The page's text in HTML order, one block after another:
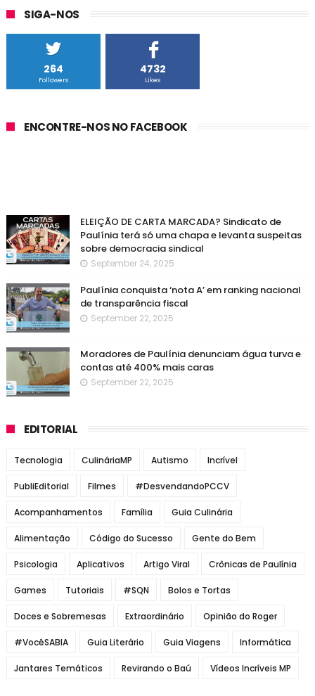
SIGA-NOS
264
Followers
4732
Likes
ENCONTRE-NOS NO FACEBOOK
ELEIÇÃO DE CARTA MARCADA? Sindicato de
Paulínia terá só uma chapa e levanta suspeitas
sobre democracia sindical
September 24, 2025
Paulínia conquista ‘nota A’ em ranking nacional
de transparência fiscal
September 22, 2025
Moradores de Paulínia denunciam água turva e
contas até 400% mais caras
September 22, 2025
EDITORIAL
Tecnologia CulináriaMP Autismo Incrível
PubliEditorial Filmes #DesvendandoPCCV
Acompanhamentos Família Guia Culinária
Alimentação Código do Sucesso Gente do Bem
Psicologia Aplicativos Artigo Viral Crônicas de Paulínia
Games Tutoriais #SQN Bolos e Tortas
Doces e Sobremesas Extraordinário Opinião do Roger
#VocêSABIA Guia Literário Guia Viagens Informática
Jantares Temáticos Revirando o Baú Vídeos Incríveis MP